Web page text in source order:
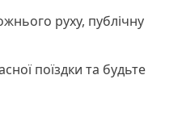
руху, публічну
поїздки та будьте